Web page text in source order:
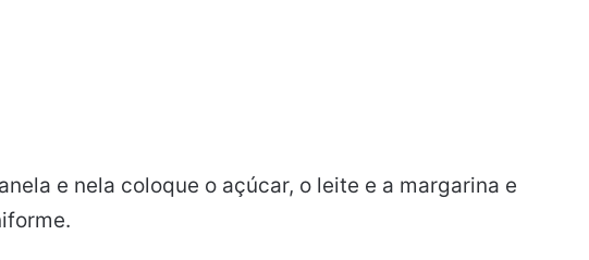
e nela coloque o açúcar, o leite e a margarina e